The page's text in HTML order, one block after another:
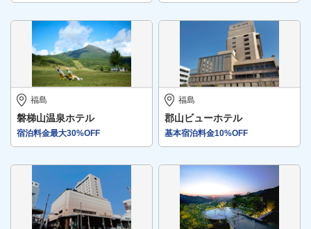
福島
磐梯山温泉ホテル
宿泊料金最大30%OFF
福島
郡山ビューホテル
基本宿泊料金10%OFF